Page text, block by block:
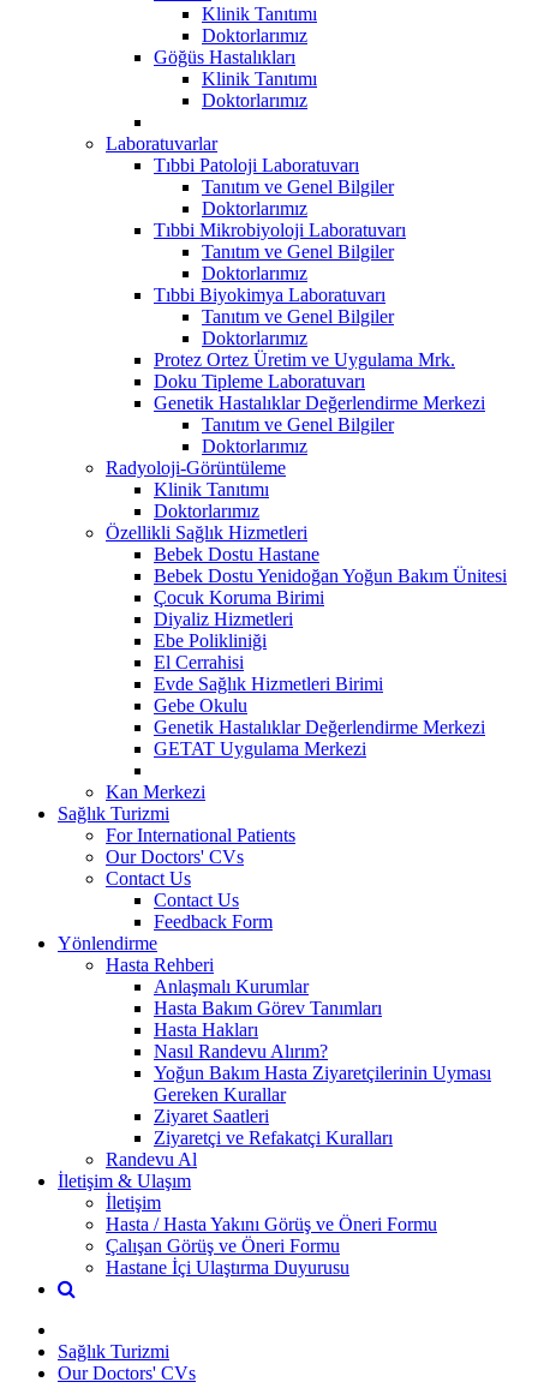
Klinik Tanıtımı
Doktorlarımız
Göğüs Hastalıkları
Klinik Tanıtımı
Doktorlarımız
Laboratuvarlar
Tıbbi Patoloji Laboratuvarı
Tanıtım ve Genel Bilgiler
Doktorlarımız
Tıbbi Mikrobiyoloji Laboratuvarı
Tanıtım ve Genel Bilgiler
Doktorlarımız
Tıbbi Biyokimya Laboratuvarı
Tanıtım ve Genel Bilgiler
Doktorlarımız
Protez Ortez Üretim ve Uygulama Mrk.
Doku Tipleme Laboratuvarı
Genetik Hastalıklar Değerlendirme Merkezi
Tanıtım ve Genel Bilgiler
Doktorlarımız
Radyoloji-Görüntüleme
Klinik Tanıtımı
Doktorlarımız
Özellikli Sağlık Hizmetleri
Bebek Dostu Hastane
Bebek Dostu Yenidoğan Yoğun Bakım Ünitesi
Çocuk Koruma Birimi
Diyaliz Hizmetleri
Ebe Polikliniği
El Cerrahisi
Evde Sağlık Hizmetleri Birimi
Gebe Okulu
Genetik Hastalıklar Değerlendirme Merkezi
GETAT Uygulama Merkezi
Kan Merkezi
Sağlık Turizmi
For International Patients
Our Doctors' CVs
Contact Us
Contact Us
Feedback Form
Yönlendirme
Hasta Rehberi
Anlaşmalı Kurumlar
Hasta Bakım Görev Tanımları
Hasta Hakları
Nasıl Randevu Alırım?
Yoğun Bakım Hasta Ziyaretçilerinin Uyması
Gereken Kurallar
Ziyaret Saatleri
Ziyaretçi ve Refakatçi Kuralları
Randevu Al
İletişim & Ulaşım
İletişim
Hasta / Hasta Yakını Görüş ve Öneri Formu
Çalışan Görüş ve Öneri Formu
Hastane İçi Ulaştırma Duyurusu
Sağlık Turizmi
Our Doctors' CVs